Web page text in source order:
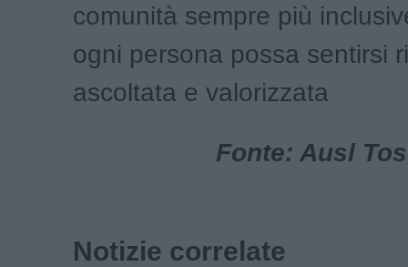
comunità sempre più
ogni persona possa sentirsi
ascoltata e valorizzata
Fonte: Ausl
Notizie correlate